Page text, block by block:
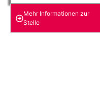
Mehr Informationen zur
Stelle